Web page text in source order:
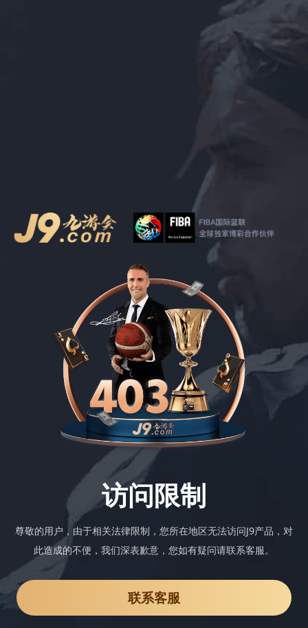
访问限制
尊敬的用户，由于相关法律限制，您所在地区无法访问J9产品，对
此造成的不便，我们深表歉意，您如有疑问请联系客服。
联系客服